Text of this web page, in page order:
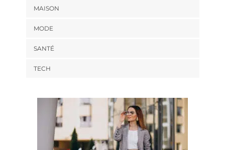
MAISON
MODE
SANTÉ
TECH